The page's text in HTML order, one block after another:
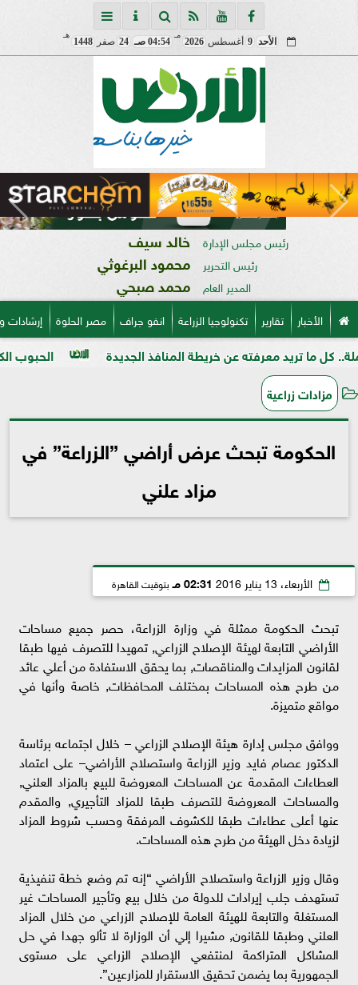
الأحد 9 أغسطس2026
مـ
04:54 صـ 24 صفر1448
هـ
رئيس مجلس الإدارة خالد سيف
رئيس التحرير محمود البرغوثي
المدير العام محمد صبحي
الأخبار تقارير تكنولوجيا الزراعة انفو جراف مصر الحلوة
الحبوب الكاملة معرفته عن خريطة المنافذ الجديدة
مزادات زراعية
الحكومة تبحث عرض أراضي ”الزراعة” في
مزاد علني
الأربعاء، 13 يناير 2016 02:31 مـ بتوقيت القاهرة
تبحث الحكومة ممثلة في وزارة الزراعة، حصر جميع مساحات
الأراضي التابعة لهيئة الإصلاح الزراعي, تمهيدا للتصرف فيها طبقا
لقانون المزايدات والمناقصات, بما يحقق الاستفادة من أعلي عائد
من طرح هذه المساحات بمختلف المحافظات, خاصة وأنها في
مواقع متميزة.
ووافق مجلس إدارة هيئة الإصلاح الزراعي – خلال اجتماعه برئاسة
الدكتور عصام فايد وزير الزراعة واستصلاح الأراضي– على اعتماد
العطاءات المقدمة عن المساحات المعروضة للبيع بالمزاد العلني,
والمساحات المعروضة للتصرف طبقا للمزاد التأجيري, والمقدم
عنها أعلى عطاءات طبقا للكشوف المرفقة وحسب شروط المزاد
لزيادة دخل الهيئة من طرح هذه المساحات.
وقال وزير الزراعة واستصلاح الأراضي “إنه تم وضع خطة تنفيذية
تستهدف جلب إيرادات للدولة من خلال بيع وتأجير المساحات غير
المستغلة والتابعة للهيئة العامة للإصلاح الزراعي من خلال المزاد
العلني وطبقا للقانون, مشيرا إلي أن الوزارة لا تألو جهدا في حل
المشاكل المتراكمة لمنتفعي الإصلاح الزراعي على مستوى
الجمهورية بما يضمن تحقيق الاستقرار للمزارعين”.